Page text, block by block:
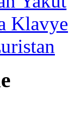
Klavye